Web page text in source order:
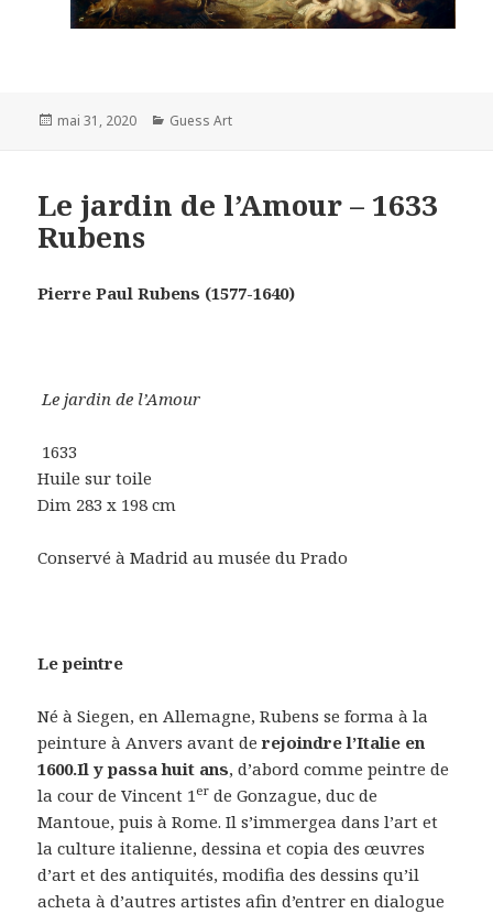
Posted
mai 31, 2020 Categories
Guess Art
Le jardin de l’Amour – 1633
Rubens
Pierre Paul Rubens (1577-1640)
Le jardin de l’Amour
1633
Huile sur toile
Dim 283 x 198 cm
Conservé à Madrid au musée du Prado
Le peintre
Né à Siegen, en Allemagne, Rubens se forma à la
peinture à Anvers avant derejoindre l’Italie en
1600.Il y passa huit ans, d’abord comme peintre de
la cour de Vincent 1 er de Gonzague, duc de
Mantoue, puis à Rome. Il s’immergea dans l’art et
la culture italienne, dessina et copia des œuvres
d’art et des antiquités, modifia des dessins qu’il
acheta à d’autres artistes afin d’entrer en dialogue